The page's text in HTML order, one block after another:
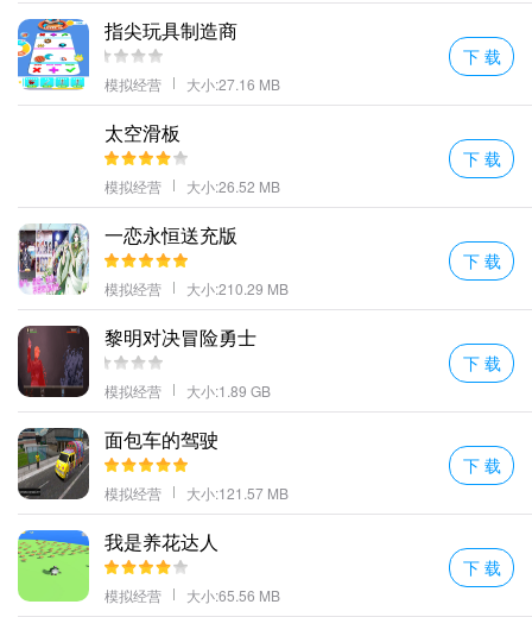
够赚取更多的金币。
这款游戏有着轻松休闲的经营玩法简单容易上手的操作随时随地都
能够加入其中升级作物以提高生产力解锁全新的地块和场景在轻松
更多好玩的手游，请持续关注顺发游戏网
指尖玩具制造商
模拟经营 大小:27.16 MB
下 载
太空滑板
模拟经营 大小:26.52 MB
下 载
一恋永恒送充版
模拟经营 大小:210.29 MB
下 载
黎明对决冒险勇士
模拟经营 大小:1.89 GB
下 载
面包车的驾驶
模拟经营 大小:121.57 MB
下 载
我是养花达人
模拟经营 大小:65.56 MB
下 载